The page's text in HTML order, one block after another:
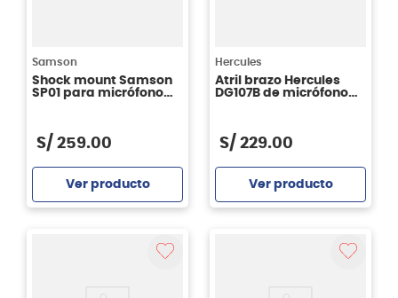
Samson
Shock mount Samson
SP01 para micrófono
S/ 259.00
Ver producto
Hercules
Atril brazo Hercules
DG107B de micrófono
S/ 229.00
Ver producto